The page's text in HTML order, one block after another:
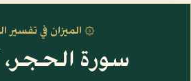
۞ الميزان في تفسير
سورة الحجر،